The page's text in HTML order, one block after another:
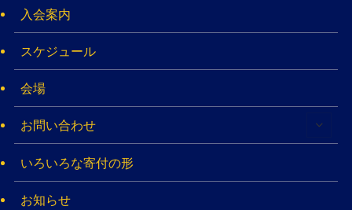
入会案内
スケジュール
会場
お問い合わせ
いろいろな寄付の形
お知らせ